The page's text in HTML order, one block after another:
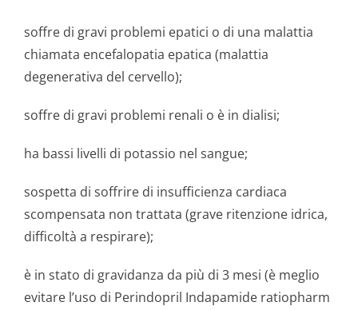
soffre di gravi problemi epatici o di una malattia
chiamata encefalopatia epatica (malattia
degenerativa del cervello);
soffre di gravi problemi renali o è in dialisi;
ha bassi livelli di potassio nel sangue;
sospetta di soffrire di insufficienza cardiaca
scompensata non trattata (grave ritenzione idrica,
difficoltà a respirare);
è in stato di gravidanza da più di 3 mesi (è meglio
evitare l’uso di Perindopril Indapamide ratiopharm